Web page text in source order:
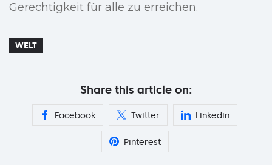
Gerechtigkeit für alle zu erreichen.
WELT
Share this article on:
Facebook Twitter Linkedin
Pinterest